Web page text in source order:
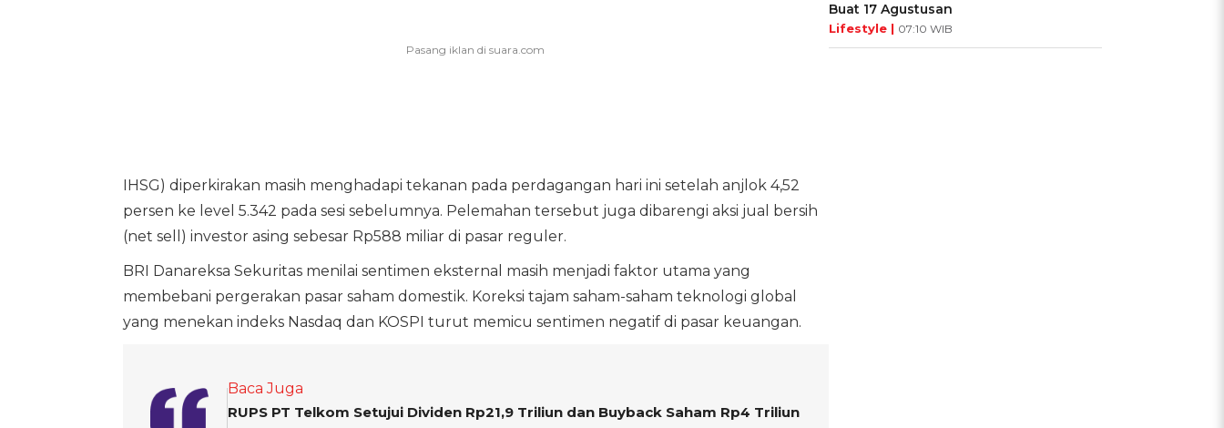
IHSG) diperkirakan masih menghadapi tekanan pada perdagangan hari ini setelah anjlok 4,52
persen ke level 5.342 pada sesi sebelumnya. Pelemahan tersebut juga dibarengi aksi jual bersih
(net sell) investor asing sebesar Rp588 miliar di pasar reguler.
BRI Danareksa Sekuritas menilai sentimen eksternal masih menjadi faktor utama yang
membebani pergerakan pasar saham domestik. Koreksi tajam saham-saham teknologi global
yang menekan indeks Nasdaq dan KOSPI turut memicu sentimen negatif di pasar keuangan.
Baca Juga
RUPS PT Telkom Setujui Dividen Rp21,9 Triliun dan Buyback Saham Rp4 Triliun
Buat 17 Agustusan
Lifestyle | 07:10 WIB